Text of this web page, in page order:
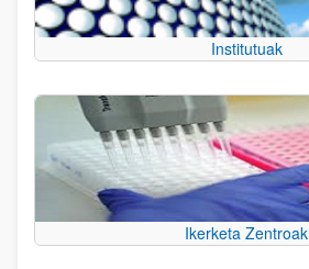
Institutuak
Ikerketa Zentroak